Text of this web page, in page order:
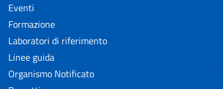
Eventi
Formazione
Laboratori di riferimento
Linee guida
Organismo Notificato